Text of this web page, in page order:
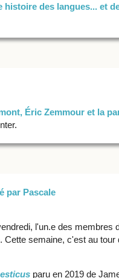
histoire des langues... et
Éric Zemmour et la
par Pascale
l'un.e des membres
semaine, c'est au tour
paru en 2019 de